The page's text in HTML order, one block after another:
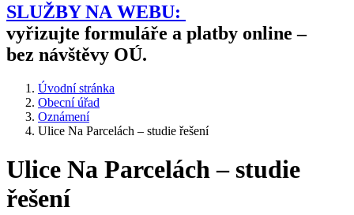
SLUŽBY NA WEBU:
vyřizujte formuláře a platby online –
bez návštěvy OÚ.
Úvodní stránka
Obecní úřad
Oznámení
Ulice Na Parcelách – studie řešení
Ulice Na Parcelách – studie
řešení